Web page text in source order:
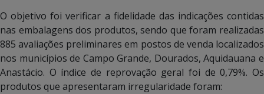
O objetivo foi verificar a fidelidade das indicações contidas
nas embalagens dos produtos, sendo que foram realizadas
885 avaliações preliminares em postos de venda localizados
nos municípios de Campo Grande, Dourados, Aquidauana e
Anastácio. O índice de reprovação geral foi de 0,79%. Os
produtos que apresentaram irregularidade foram: